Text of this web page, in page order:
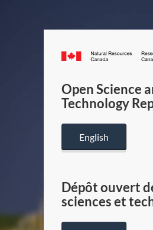
Open Science
Technology
English
Dépôt ouvert
sciences et